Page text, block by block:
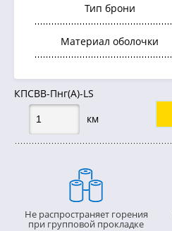
Тип брони
Материал оболочки
КПСВВ-Пнг(А)-LS
км
Не распространяет горения
при групповой прокладке